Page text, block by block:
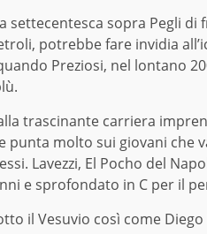
settecentesca sopra Pegli
potrebbe fare invidia
Preziosi, nel lontano
trascinante carriera
molto sui giovani che
Lavezzi, El Pocho del
e sprofondato in C per il
il Vesuvio così come